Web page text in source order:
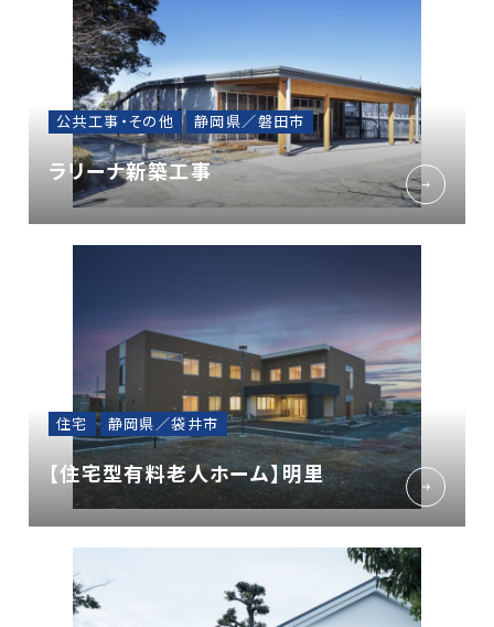
公共工事・その他 静岡県／磐田市
ラリーナ新築工事
住宅 静岡県／袋井市
【住宅型有料老人ホーム】明里